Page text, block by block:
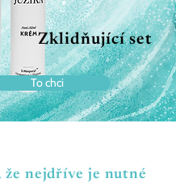
Zklidňující set
To chci
že nejdříve je nutné